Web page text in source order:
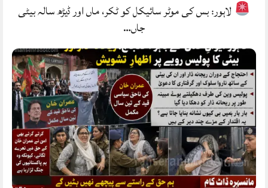
لاہور: بس کی موٹر سائیکل کو ٹکر، ماں اور ڈیڑھ سالہ بیٹی
جاں…